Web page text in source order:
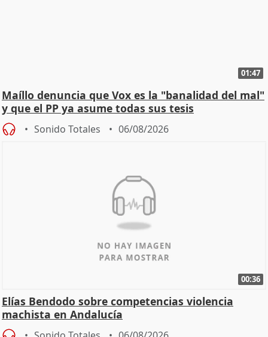
01:47
Maíllo denuncia que Vox es la "banalidad del mal"
y que el PP ya asume todas sus tesis
Sonido Totales 06/08/2026
00:36
Elías Bendodo sobre competencias violencia
machista en Andalucía